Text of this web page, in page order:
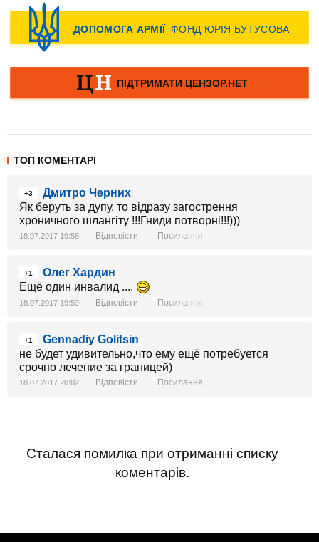
ТОП КОМЕНТАРІ
+3
Дмитро Черних
Як беруть за дупу, то відразу загострення
хроничного шлангіту !!!Гниди потворні!!!)))
18.07.2017 19:58 Відповісти Посилання
+1
Олег Хардин
Ещё один инвалид ....
18.07.2017 19:59 Відповісти Посилання
+1
Gennadiy Golitsin
не будет удивительно,что ему ещё потребуется
срочно лечение за границей)
18.07.2017 20:02 Відповісти Посилання
Сталася помилка при отриманні списку
коментарів.